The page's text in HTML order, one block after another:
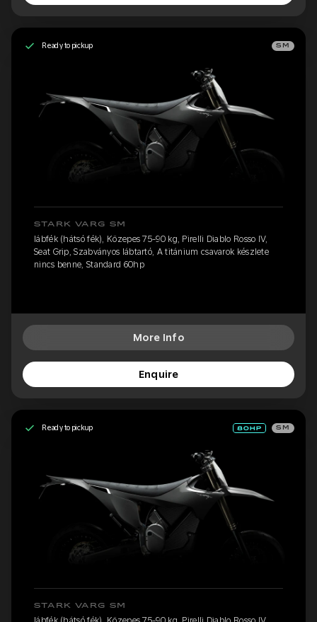
Ready to pickup SM
STARK VARG SM
lábfék (hátsó fék), Közepes 75-90 kg, Pirelli Diablo Rosso IV,
Seat Grip, Szabványos lábtartó, A titánium csavarok készlete
nincs benne, Standard 60hp
More Info
Enquire
Ready to pickup SM
STARK VARG SM